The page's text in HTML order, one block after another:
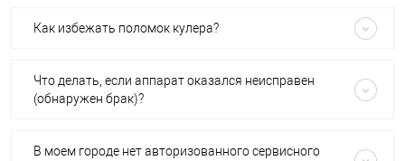
Как избежать поломок кулера?
Что делать, если аппарат оказался неисправен
(обнаружен брак)?
В моем городе нет авторизованного сервисного